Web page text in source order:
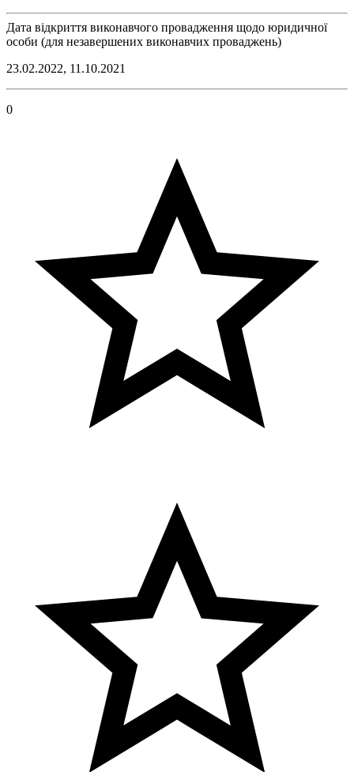
Дата відкриття виконавчого провадження щодо юридичної
особи (для незавершених виконавчих проваджень)
23.02.2022, 11.10.2021
0